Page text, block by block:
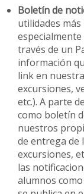
Boletín de
utilidades
través de un
información
link en
excursiones,
etc.). A parte
como boletín
nuestros
de entrega de
excursiones,
las
alumnos